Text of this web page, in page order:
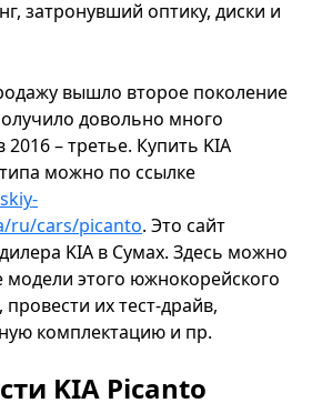
затронувший оптику, диски и
вышло второе поколение
довольно много
– третье. Купить KIA
можно по ссылке
ru/cars/picanto. Это сайт
KIA в Сумах. Здесь можно
этого южнокорейского
их тест-драйв,
комплектацию и пр.
KIA Picanto